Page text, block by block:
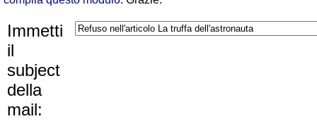
Immetti
il
subject
della
mail: